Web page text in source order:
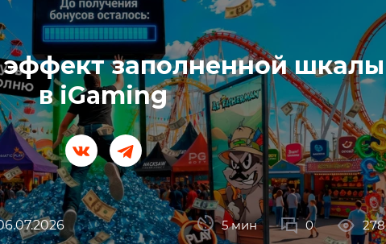
эффект заполненной шкалы
в iGaming
5 мин 0 278